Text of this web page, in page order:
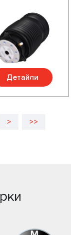
Детайли
> >>